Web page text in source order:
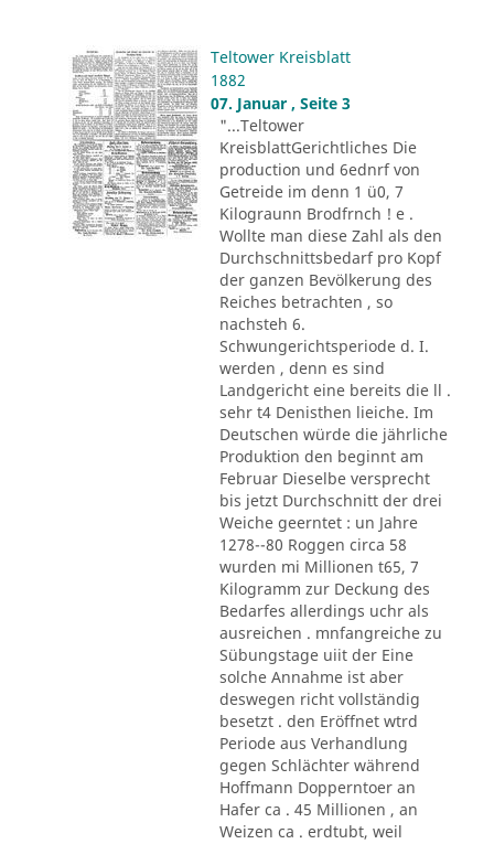
Teltower Kreisblatt
1882
07. Januar , Seite 3
"...Teltower
KreisblattGerichtliches Die
production und 6ednrf von
Getreide im denn 1 ü0, 7
Kilograunn Brodfrnch ! e .
Wollte man diese Zahl als den
Durchschnittsbedarf pro Kopf
der ganzen Bevölkerung des
Reiches betrachten , so
nachsteh 6.
Schwungerichtsperiode d. I.
werden , denn es sind
Landgericht eine bereits die ll .
sehr t4 Denisthen lieiche. Im
Deutschen würde die jährliche
Produktion den beginnt am
Februar Dieselbe versprecht
bis jetzt Durchschnitt der drei
Weiche geerntet : un Jahre
1278--80 Roggen circa 58
wurden mi Millionen t65, 7
Kilogramm zur Deckung des
Bedarfes allerdings uchr als
ausreichen . mnfangreiche zu
Sübungstage uiit der Eine
solche Annahme ist aber
deswegen richt vollständig
besetzt . den Eröffnet wtrd
Periode aus Verhandlung
gegen Schlächter während
Hoffmann Dopperntoer an
Hafer ca . 45 Millionen , an
Weizen ca . erdtubt, weil